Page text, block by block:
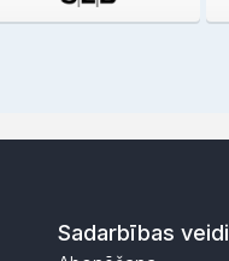
Sadarbības veidi